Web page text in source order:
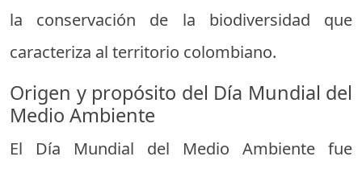
la conservación de la biodiversidad que
caracteriza al territorio colombiano.
Origen y propósito del Día Mundial del
Medio Ambiente
El Día Mundial del Medio Ambiente fue